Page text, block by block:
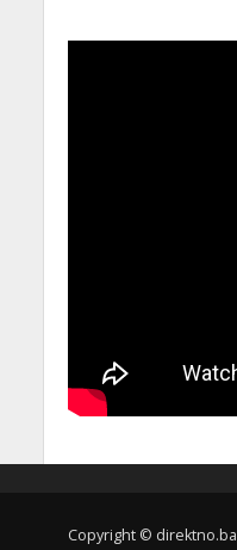
Copyright © direktno.ba